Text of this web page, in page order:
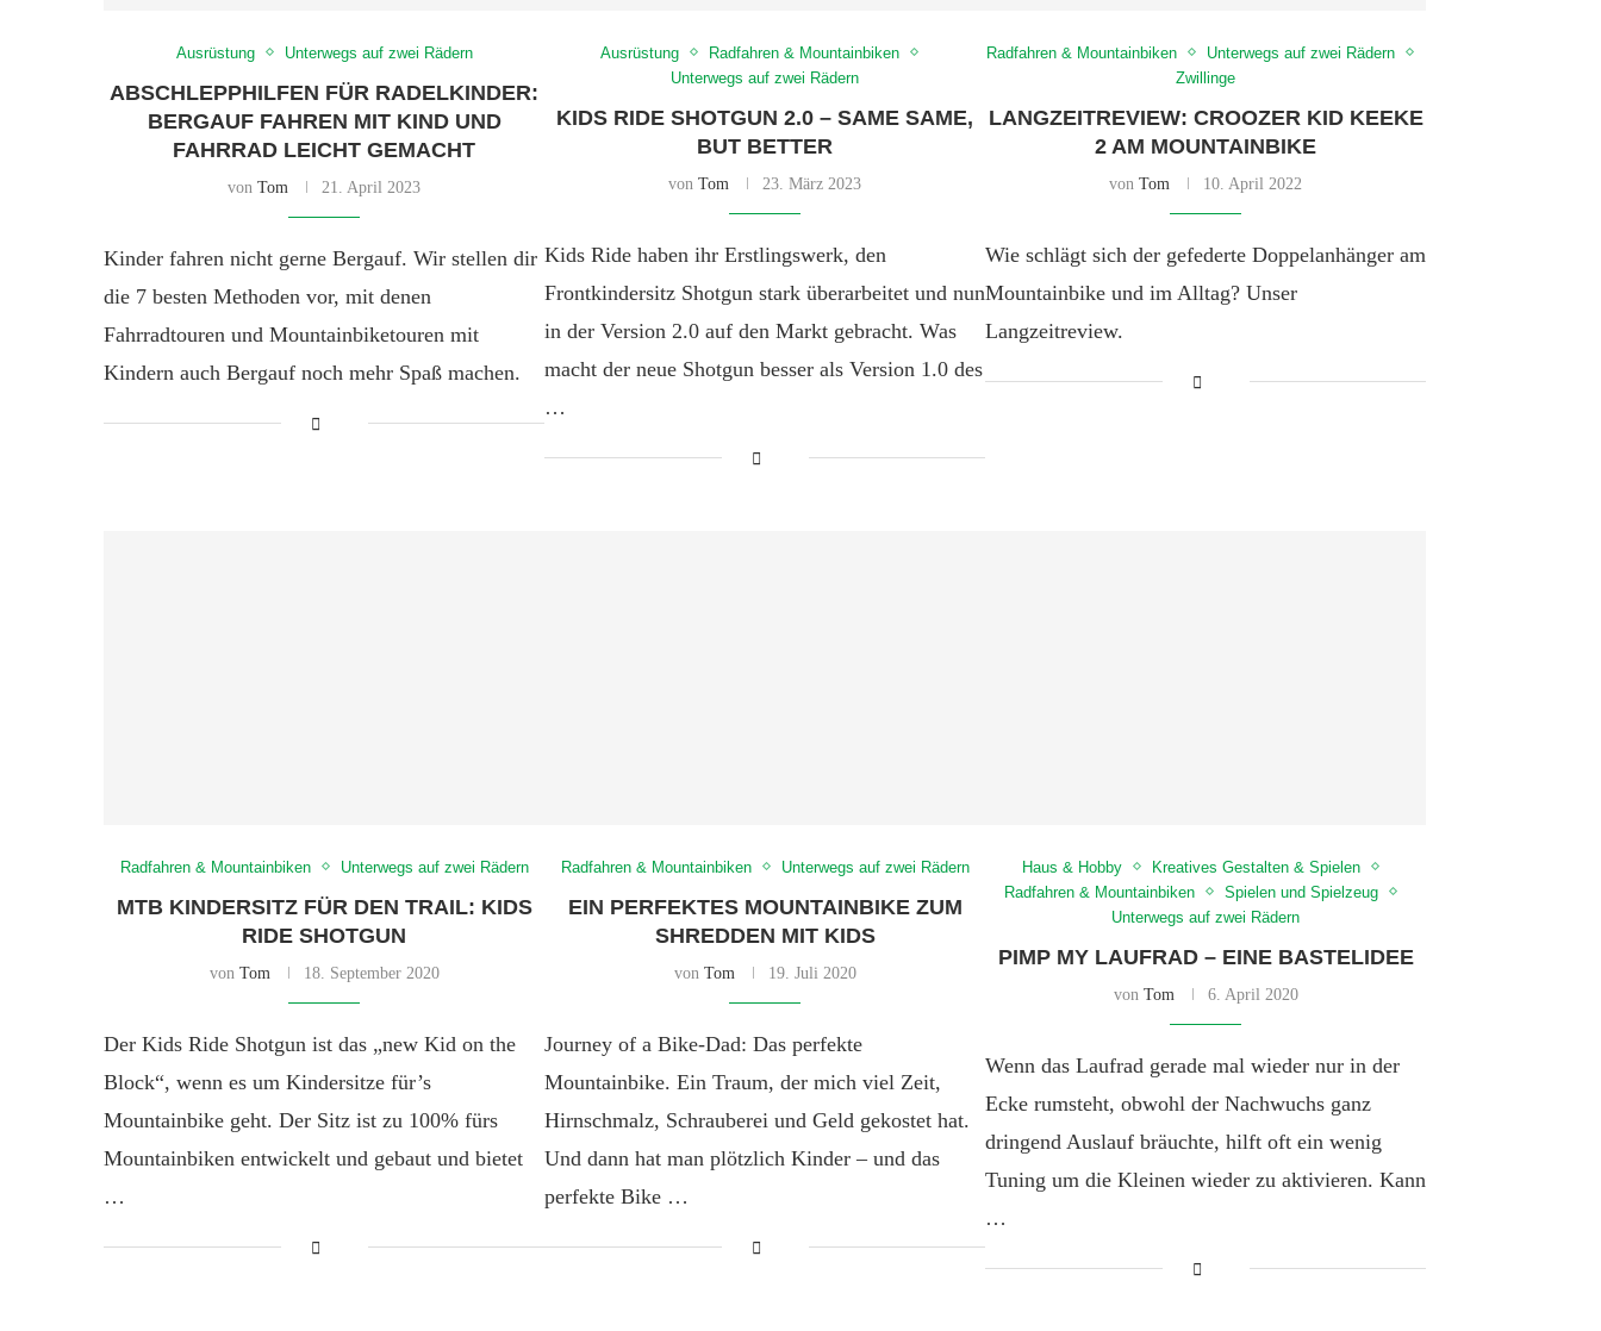
Ausrüstung Unterwegs auf zwei Rädern
ABSCHLEPPHILFEN FÜR RADELKINDER:
BERGAUF FAHREN MIT KIND UND
FAHRRAD LEICHT GEMACHT
von Tom 21. April 2023
Kinder fahren nicht gerne Bergauf. Wir stellen dir
die 7 besten Methoden vor, mit denen
Fahrradtouren und Mountainbiketouren mit
Kindern auch Bergauf noch mehr Spaß machen.
Ausrüstung
Radfahren & Mountainbiken
Unterwegs auf zwei Rädern
KIDS RIDE SHOTGUN 2.0 – SAME SAME,
BUT BETTER
von Tom 23. März 2023
Kids Ride haben ihr Erstlingswerk, den
Frontkindersitz Shotgun stark überarbeitet und nun
in der Version 2.0 auf den Markt gebracht. Was
macht der neue Shotgun besser als Version 1.0 des
…
Radfahren & Mountainbiken
Unterwegs auf zwei Rädern
Zwillinge
LANGZEITREVIEW: CROOZER KID KEEKE
2 AM MOUNTAINBIKE
von Tom 10. April 2022
Wie schlägt sich der gefederte Doppelanhänger am
Mountainbike und im Alltag? Unser
Langzeitreview.
Radfahren & Mountainbiken Unterwegs auf zwei Rädern
MTB KINDERSITZ FÜR DEN TRAIL: KIDS
RIDE SHOTGUN
von Tom 18. September 2020
Der Kids Ride Shotgun ist das „new Kid on the
Block“, wenn es um Kindersitze für’s
Mountainbike geht. Der Sitz ist zu 100% fürs
Mountainbiken entwickelt und gebaut und bietet
…
Radfahren & Mountainbiken Unterwegs auf zwei Rädern
EIN PERFEKTES MOUNTAINBIKE ZUM
SHREDDEN MIT KIDS
von Tom 19. Juli 2020
Journey of a Bike-Dad: Das perfekte
Mountainbike. Ein Traum, der mich viel Zeit,
Hirnschmalz, Schrauberei und Geld gekostet hat.
Und dann hat man plötzlich Kinder – und das
perfekte Bike …
Haus & Hobby
Kreatives Gestalten & Spielen
Radfahren & Mountainbiken
Spielen und Spielzeug
Unterwegs auf zwei Rädern
PIMP MY LAUFRAD – EINE BASTELIDEE
von Tom 6. April 2020
Wenn das Laufrad gerade mal wieder nur in der
Ecke rumsteht, obwohl der Nachwuchs ganz
dringend Auslauf bräuchte, hilft oft ein wenig
Tuning um die Kleinen wieder zu aktivieren. Kann
…